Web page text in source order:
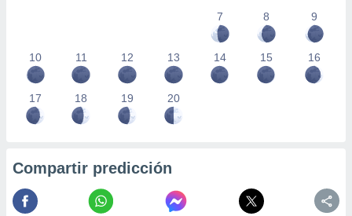
7
8 9
10 11 12 13 14 15 16
17 18 19 20
Compartir predicción